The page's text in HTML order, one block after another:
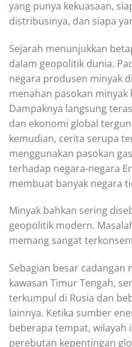
yang punya kekuasaan,
distribusinya, dan siapa
Sejarah menunjukkan
dalam geopolitik dunia.
negara produsen minyak
menahan pasokan minyak
Dampaknya langsung
dan ekonomi global
kemudian, cerita serupa
menggunakan pasokan
terhadap negara-negara
membuat banyak negara
Minyak bahkan sering
geopolitik modern.
memang sangat
Sebagian besar cadangan
kawasan Timur Tengah,
terkumpul di Rusia dan
lainnya. Ketika sumber
beberapa tempat,
perebutan kepentingan